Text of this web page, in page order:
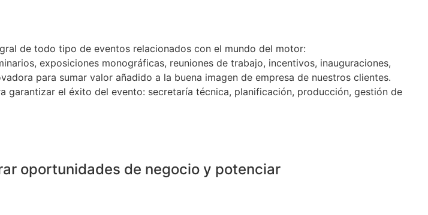
de todo tipo de eventos relacionados con el mundo del motor:
exposiciones monográficas, reuniones de trabajo, incentivos, inauguraciones,
para sumar valor añadido a la buena imagen de empresa de nuestros clientes.
el éxito del evento: secretaría técnica, planificación, producción, gestión de
oportunidades de negocio y potenciar